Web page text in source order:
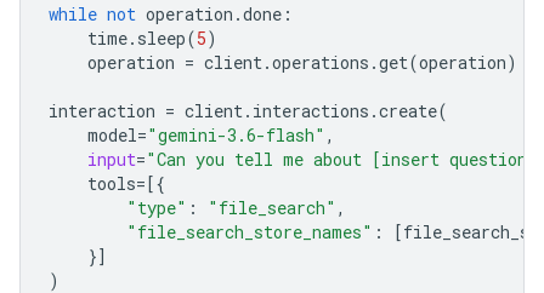
while not operation .done :
time. sleep(5)
operation = client.operations .get(operation)
interaction = client. interactions .create(
model="gemini-3.6-flash" ,
input="Can you tell me about [insert
tools=[{
"type" : "file_search" ,
"file_search_store_names" : [
}]
)